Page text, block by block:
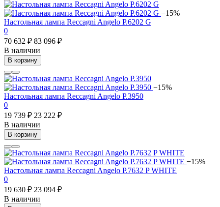
−15%
Настольная лампа Reccagni Angelo P.6202 G
0
70 632 ₽ 83 096 ₽
В наличии
В корзину
−15%
Настольная лампа Reccagni Angelo P.3950
0
19 739 ₽ 23 222 ₽
В наличии
В корзину
−15%
Настольная лампа Reccagni Angelo P.7632 P WHITE
0
19 630 ₽ 23 094 ₽
В наличии